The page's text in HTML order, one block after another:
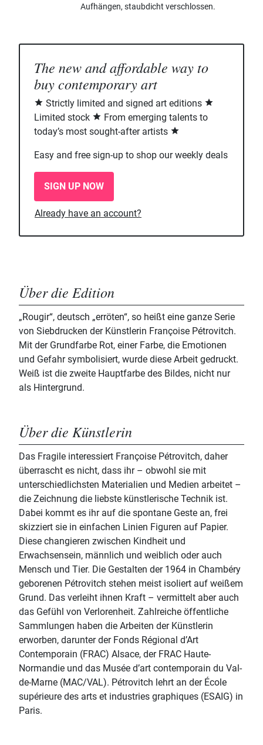
Aufhängen, staubdicht verschlossen.
The new and affordable way to
buy contemporary art
Strictly limited and signed art editions
Limited stock
From emerging talents to
today’s most sought-after artists
Easy and free sign-up to shop our weekly deals
SIGN UP NOW
Already have an account?
Über die Edition
„Rougir“, deutsch „erröten“, so heißt eine ganze Serie
von Siebdrucken der Künstlerin Françoise Pétrovitch.
Mit der Grundfarbe Rot, einer Farbe, die Emotionen
und Gefahr symbolisiert, wurde diese Arbeit gedruckt.
Weiß ist die zweite Hauptfarbe des Bildes, nicht nur
als Hintergrund.
Über die Künstlerin
Das Fragile interessiert Françoise Pétrovitch, daher
überrascht es nicht, dass ihr – obwohl sie mit
unterschiedlichsten Materialien und Medien arbeitet –
die Zeichnung die liebste künstlerische Technik ist.
Dabei kommt es ihr auf die spontane Geste an, frei
skizziert sie in einfachen Linien Figuren auf Papier.
Diese changieren zwischen Kindheit und
Erwachsensein, männlich und weiblich oder auch
Mensch und Tier. Die Gestalten der 1964 in Chambéry
geborenen Pétrovitch stehen meist isoliert auf weißem
Grund. Das verleiht ihnen Kraft – vermittelt aber auch
das Gefühl von Verlorenheit. Zahlreiche öffentliche
Sammlungen haben die Arbeiten der Künstlerin
erworben, darunter der Fonds Régional d’Art
Contemporain (FRAC) Alsace, der FRAC Haute-
Normandie und das Musée d’art contemporain du Val-
de-Marne (MAC/VAL). Pétrovitch lehrt an der École
supérieure des arts et industries graphiques (ESAIG) in
Paris.